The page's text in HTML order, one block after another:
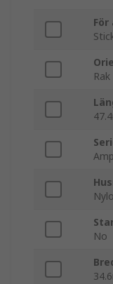
För
Rak
No